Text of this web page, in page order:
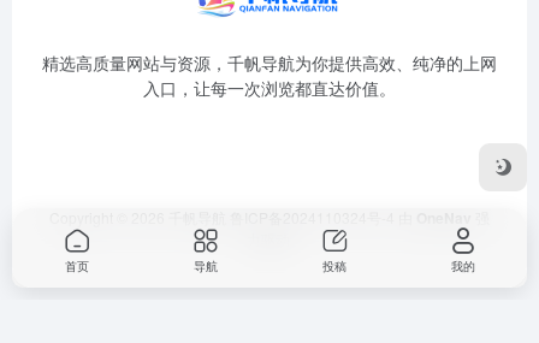
精选高质量网站与资源，千帆导航为你提供高效、纯净的上网
入口，让每一次浏览都直达价值。
首页 导航 投稿 我的